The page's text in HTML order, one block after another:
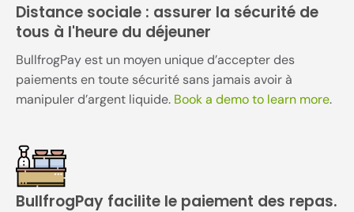
Distance sociale : assurer la sécurité de
tous à l'heure du déjeuner
BullfrogPay est un moyen unique d’accepter des
paiements en toute sécurité sans jamais avoir à
manipuler d’argent liquide. Book a demo to learn more.
BullfrogPay facilite le paiement des repas.